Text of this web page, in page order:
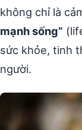
không chỉ là
mạnh sống”
sức khỏe, tinh
người.